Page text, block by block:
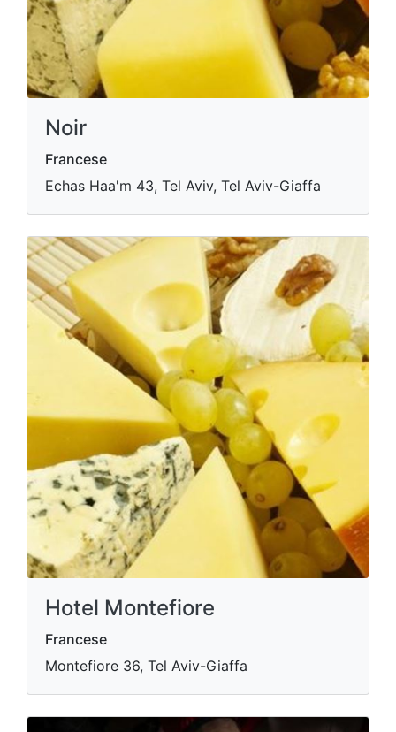
Noir
Francese
Echas Haa'm 43, Tel Aviv, Tel Aviv-Giaffa
Hotel Montefiore
Francese
Montefiore 36, Tel Aviv-Giaffa